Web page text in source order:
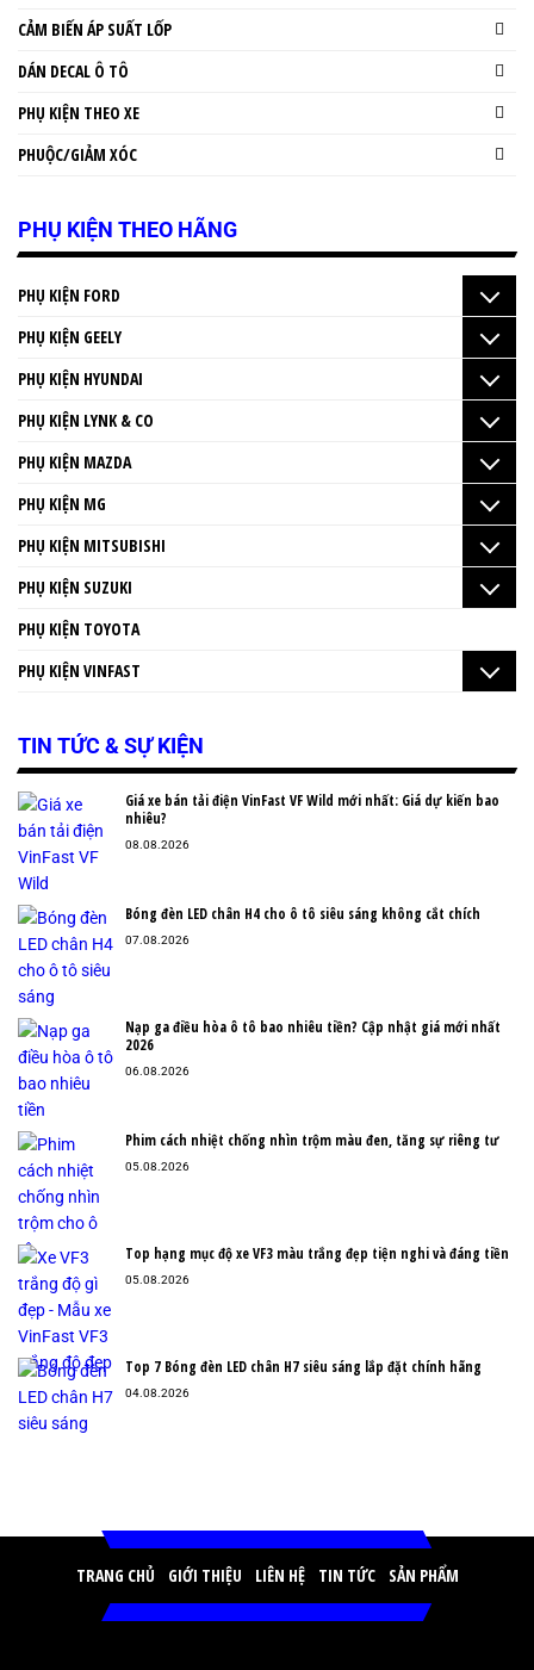
CẢM BIẾN ÁP SUẤT LỐP
DÁN DECAL Ô TÔ
PHỤ KIỆN THEO XE
PHUỘC/GIẢM XÓC
PHỤ KIỆN THEO HÃNG
PHỤ KIỆN FORD
PHỤ KIỆN GEELY
PHỤ KIỆN HYUNDAI
PHỤ KIỆN LYNK & CO
PHỤ KIỆN MAZDA
PHỤ KIỆN MG
PHỤ KIỆN MITSUBISHI
PHỤ KIỆN SUZUKI
PHỤ KIỆN TOYOTA
PHỤ KIỆN VINFAST
TIN TỨC & SỰ KIỆN
Giá xe bán tải điện VinFast VF Wild mới nhất: Giá dự kiến bao
nhiêu?
08.08.2026
Bóng đèn LED chân H4 cho ô tô siêu sáng không cắt chích
07.08.2026
Nạp ga điều hòa ô tô bao nhiêu tiền? Cập nhật giá mới nhất
2026
06.08.2026
Phim cách nhiệt chống nhìn trộm màu đen, tăng sự riêng tư
05.08.2026
Top hạng mục độ xe VF3 màu trắng đẹp tiện nghi và đáng tiền
05.08.2026
Top 7 Bóng đèn LED chân H7 siêu sáng lắp đặt chính hãng
04.08.2026
TRANG CHỦ GIỚI THIỆU LIÊN HỆ TIN TỨC SẢN PHẨM